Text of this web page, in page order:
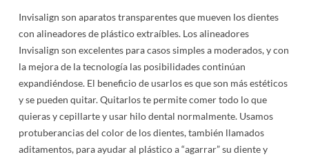
Información De Citas
Formularios Del Paciente
Glosario De Ortodoncia
Preguntas Frecuentes
Tipos De Frenillos (Aparatos)
Retenedores
Aparatos Ortodonticos
Cirugia Ortognática
Higiene Dental
Boletín/Eventos
Promociones
Blog
Invisalign son aparatos transparentes que mueven los dientes
con alineadores de plástico extraíbles. Los alineadores
Invisalign son excelentes para casos simples a moderados, y con
la mejora de la tecnología las posibilidades continúan
expandiéndose. El beneficio de usarlos es que son más estéticos
y se pueden quitar. Quitarlos te permite comer todo lo que
quieras y cepillarte y usar hilo dental normalmente. Usamos
protuberancias del color de los dientes, también llamados
aditamentos, para ayudar al plástico a “agarrar” su diente y